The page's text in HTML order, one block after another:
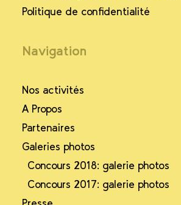
Politique de confidentialité
Navigation
Nos activités
A Propos
Partenaires
Galeries photos
Concours 2018: galerie photos
Concours 2017: galerie photos